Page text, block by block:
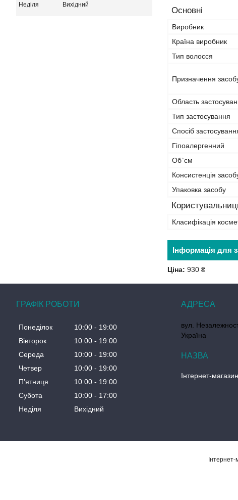
Основні
Виробник
Країна виробник
Тип волосся
Призначення
Область
Тип застосування
Спосіб
Гіпоалергенний
Об`єм
Консистенція
Упаковка засобу
Класифікація
Інформація для
Ціна: 930 ₴
Неділя
Вихідний
ГРАФІК РОБОТИ
Понеділок 10:00
19:00
Вівторок
10:00
19:00
Середа
10:00
19:00
Четвер
10:00
19:00
Пʼятниця
10:00
19:00
Субота
10:00
17:00
Неділя
Вихідний
вул.
Україна
Інтернет-